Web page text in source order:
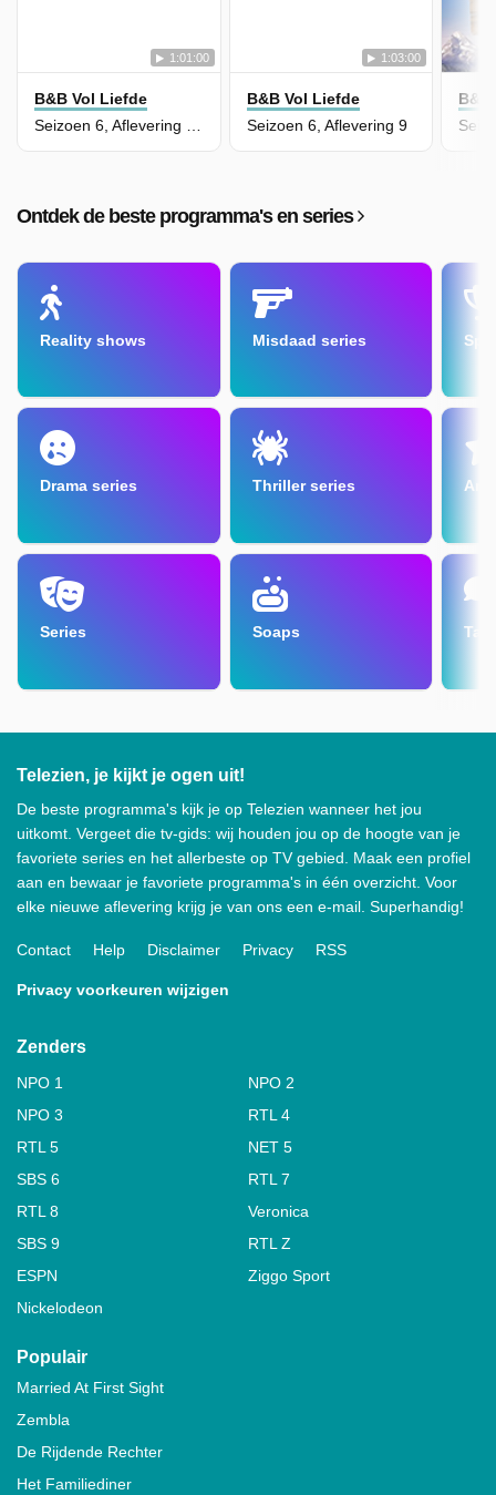
1:01:00
B&B Vol Liefde
1:03:00
B&B Vol Liefde
Seizoen 6, Aflevering 9
Ontdek de beste programma's en series
Reality shows Misdaad series
Drama series Thriller series
Series Soaps
Telezien, je kijkt je ogen uit!
De beste programma's kijk je op Telezien wanneer het jou
uitkomt. Vergeet die tv-gids: wij houden jou op de hoogte van je
favoriete series en het allerbeste op TV gebied. Maak een profiel
aan en bewaar je favoriete programma's in één overzicht. Voor
elke nieuwe aflevering krijg je van ons een e-mail. Superhandig!
Contact Help Disclaimer Privacy RSS
Privacy voorkeuren wijzigen
Zenders
NPO 1
NPO 2
NPO 3
RTL 4
RTL 5
NET 5
SBS 6
RTL 7
RTL 8
Veronica
SBS 9
RTL Z
ESPN
Ziggo Sport
Nickelodeon
Populair
Married At First Sight
Zembla
De Rijdende Rechter
Het Familiediner